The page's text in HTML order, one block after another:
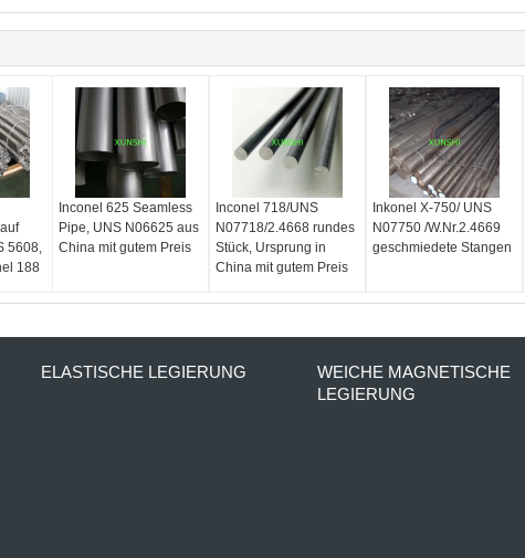
5608,
188
Inconel 625 Seamless
Pipe, UNS N06625 aus
China mit gutem Preis
Inconel 718/UNS
N07718/2.4668 rundes
Stück, Ursprung in
China mit gutem Preis
Inkonel X-750/ UNS
N07750 /W.Nr.2.4669
geschmiedete Stangen
ELASTISCHE LEGIERUNG
WEICHE MAGNETISCHE
LEGIERUNG